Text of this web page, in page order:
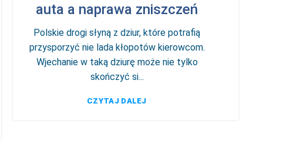
auta a naprawa zniszczeń
Polskie drogi słyną z dziur, które potrafią
przysporzyć nie lada kłopotów kierowcom.
Wjechanie w taką dziurę może nie tylko
skończyć si...
CZYTAJ DALEJ